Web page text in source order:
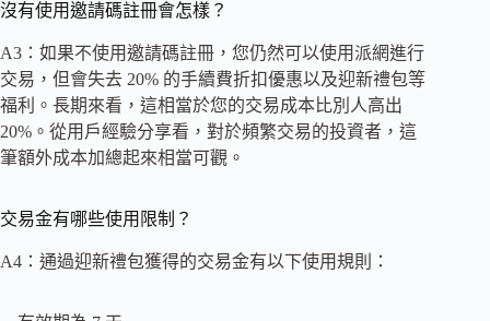
沒有使用邀請碼註冊會怎樣？
A3：如果不使用邀請碼註冊，您仍然可以使用派網進行
交易，但會失去 20% 的手續費折扣優惠以及迎新禮包等
福利。長期來看，這相當於您的交易成本比別人高出
20%。從用戶經驗分享看，對於頻繁交易的投資者，這
筆額外成本加總起來相當可觀。
交易金有哪些使用限制？
A4：通過迎新禮包獲得的交易金有以下使用規則：